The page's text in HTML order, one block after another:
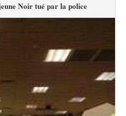
Noir tué par la police